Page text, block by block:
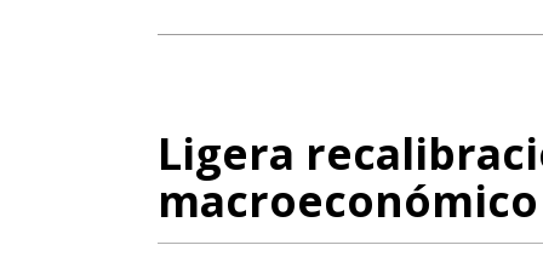
Ligera
macroeconómico